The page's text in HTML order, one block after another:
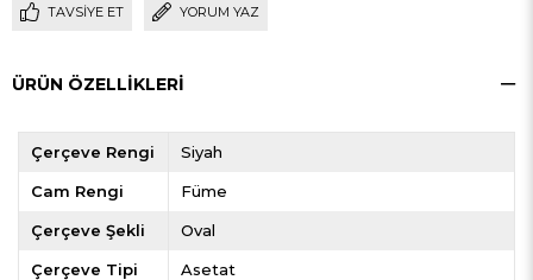
TAVSIYE ET YORUM YAZ
ÜRÜN ÖZELLIKLERI
Çerçeve Rengi Siyah
Cam Rengi Füme
Çerçeve Şekli Oval
Çerçeve Tipi Asetat